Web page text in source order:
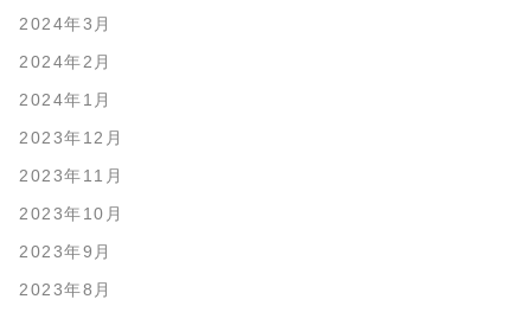
2024年3月
2024年2月
2024年1月
2023年12月
2023年11月
2023年10月
2023年9月
2023年8月